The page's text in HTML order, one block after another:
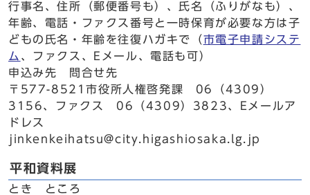
行事名、住所（郵便番号も）、氏名（ふりがなも）、
年齢、電話・ファクス番号と一時保育が必要な方は子
どもの氏名・年齢を往復ハガキで（市電子申請システ
ム 、ファクス、Eメール、電話も可）
申込み先 問合せ先
〒577-8521市役所人権啓発課 06（4309）
3156、ファクス 06（4309）3823、Eメールア
ドレス
jinkenkeihatsu@city.higashiosaka.lg.jp
平和資料展
とき ところ